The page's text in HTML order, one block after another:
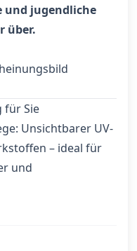
und jugendliche
über.
für Sie
: Unsichtbarer UV-
– ideal für
und